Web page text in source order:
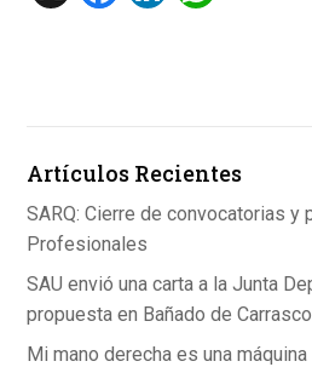
o
k
p
p
Artículos Recientes
SARQ: Cierre de convocatorias y
Profesionales
SAU envió una carta a la Junta
propuesta en Bañado de Carrasco
Mi mano derecha es una